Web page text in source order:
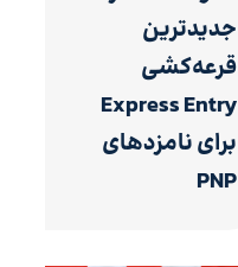
جدیدترین
قرعه‌کشی
Express Entry
برای نامزدهای
PNP